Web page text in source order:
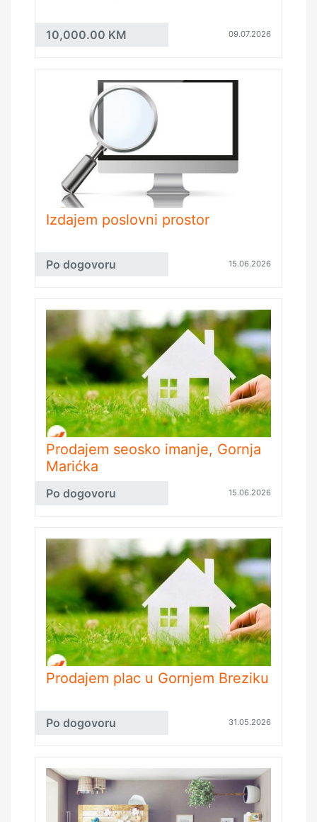
10,000.00 KM 09.07.2026
Izdajem poslovni prostor
Po dogovoru 15.06.2026
Prodajem seosko imanje, Gornja
Marićka
Po dogovoru 15.06.2026
Prodajem plac u Gornjem Breziku
Po dogovoru 31.05.2026